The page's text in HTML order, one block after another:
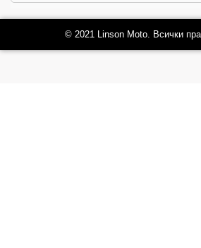
© 2021 Linson Moto. Всички